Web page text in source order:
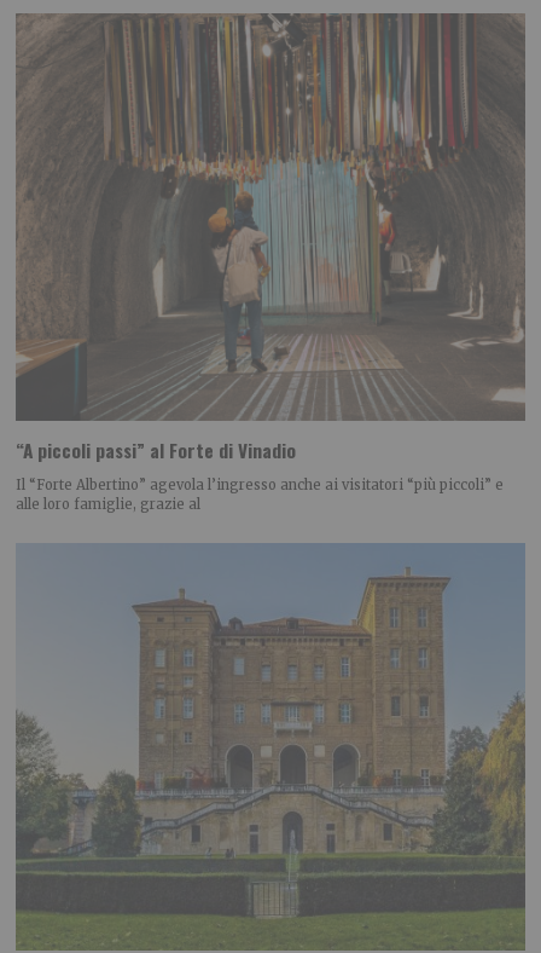
“A piccoli passi” al Forte di Vinadio
Il “Forte Albertino” agevola l’ingresso anche ai visitatori “più piccoli” e
alle loro famiglie, grazie al